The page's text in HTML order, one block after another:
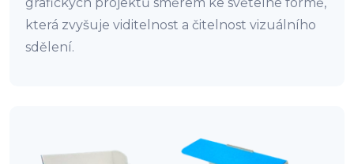
která zvyšuje viditelnost a čitelnost vizuálního
sdělení.